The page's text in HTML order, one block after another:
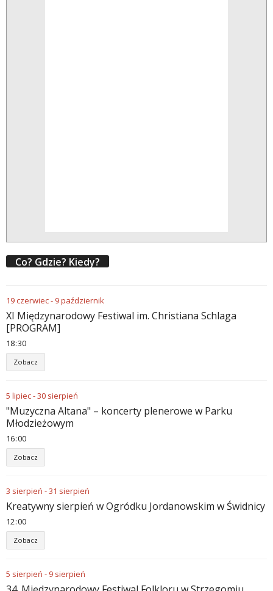
Co? Gdzie? Kiedy?
19czerwiec- 9październik
XI Międzynarodowy Festiwal im. Christiana Schlaga
[PROGRAM]
18:30
Zobacz
5 lipiec-30 sierpień
"Muzyczna Altana" – koncerty plenerowe w Parku
Młodzieżowym
16:00
Zobacz
3 sierpień -31 sierpień
Kreatywny sierpień w Ogródku Jordanowskim w Świdnicy
12:00
Zobacz
5 sierpień - 9 sierpień